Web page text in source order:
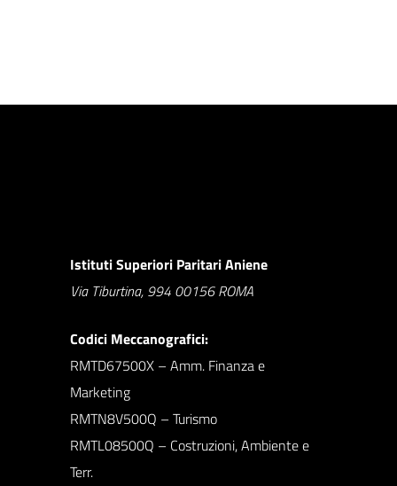
Istituti Superiori Paritari Aniene
Via Tiburtina, 994 00156 ROMA
Codici Meccanografici:
RMTD67500X – Amm. Finanza e
Marketing
RMTN8V500Q – Turismo
RMTL08500Q – Costruzioni, Ambiente e
Terr.